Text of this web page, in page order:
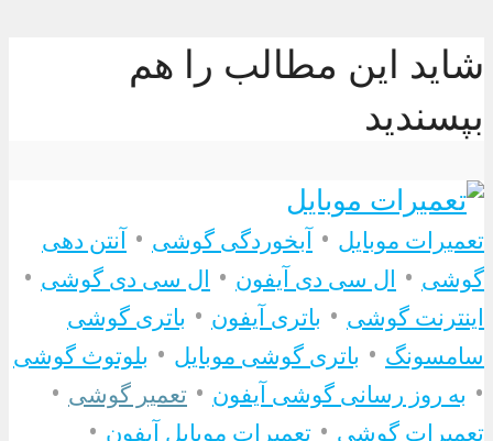
شاید این مطالب را هم
بپسندید
تعمیرات موبایل • آبخوردگی گوشی • آنتن دهی
گوشی • ال سی دی آیفون • ال سی دی گوشی •
اینترنت گوشی • باتری آیفون • باتری گوشی
سامسونگ • باتری گوشی موبایل • بلوتوث گوشی
• به روز رسانی گوشی آیفون • تعمیر گوشی •
تعمیرات گوشی • تعمیرات موبایل آیفون •